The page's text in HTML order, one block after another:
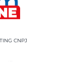
CNPJ
Filho -
+55 79